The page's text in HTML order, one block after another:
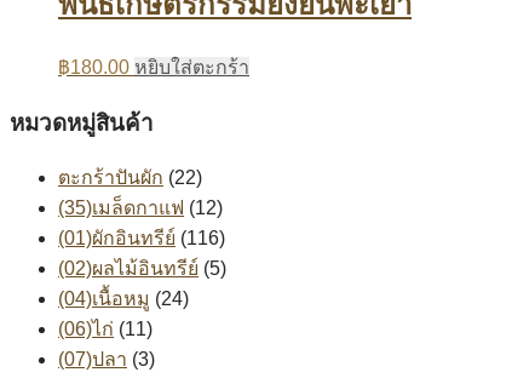
฿180.00 หยิบใส่ตะกร้า
หมวดหมู่สินค้า
ตะกร้าปันผัก (22)
(35)เมล็ดกาแฟ (12)
(01)ผักอินทรีย์ (116)
(02)ผลไม้อินทรีย์ (5)
(04)เนื้อหมู (24)
(06)ไก่ (11)
(07)ปลา (3)